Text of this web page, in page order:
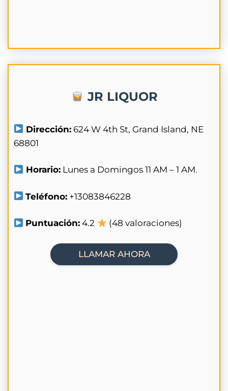
JR LIQUOR
Dirección: 624 W 4th St, Grand Island, NE
68801
Horario: Lunes a Domingos 11 AM – 1 AM.
Teléfono: +13083846228
Puntuación: 4.2 (48 valoraciones)
LLAMAR AHORA